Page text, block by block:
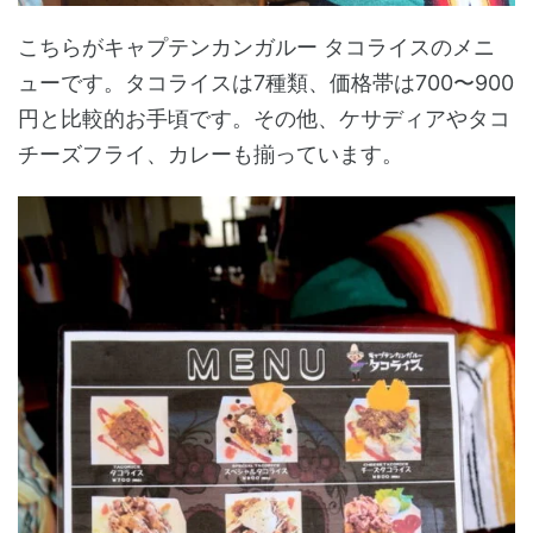
こちらがキャプテンカンガルー タコライスのメニ
ューです。タコライスは7種類、価格帯は700〜900
円と比較的お手頃です。その他、ケサディアやタコ
チーズフライ、カレーも揃っています。